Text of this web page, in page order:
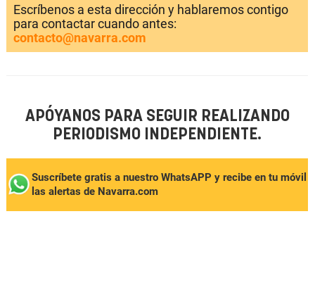
Escríbenos a esta dirección y hablaremos contigo
para contactar cuando antes:
contacto@navarra.com
APÓYANOS PARA SEGUIR REALIZANDO
PERIODISMO INDEPENDIENTE.
Suscríbete gratis a nuestro WhatsAPP y recibe en tu móvil
las alertas de Navarra.com